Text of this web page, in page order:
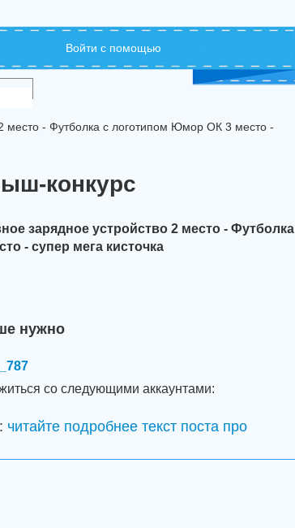
Войти с помощью
место - Футболка с логотипом Юмор ОК 3 место -
конкурс
зарядное устройство 2 место - Футболка
- супер мега кисточка
нужно
со следующими аккаунтами:
читайте подробнее текст поста про